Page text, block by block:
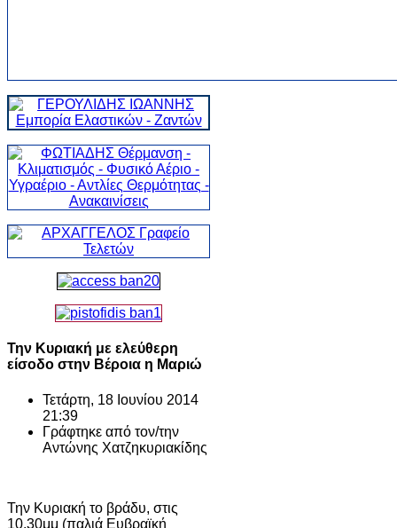
Την Κυριακή με ελεύθερη
είσοδο στην Βέροια η Μαριώ
Τετάρτη, 18 Ιουνίου 2014
21:39
Γράφτηκε από τον/την
Αντώνης Χατζηκυριακίδης
Την Κυριακή το βράδυ, στις
10.30μμ (παλιά Ευβραϊκή